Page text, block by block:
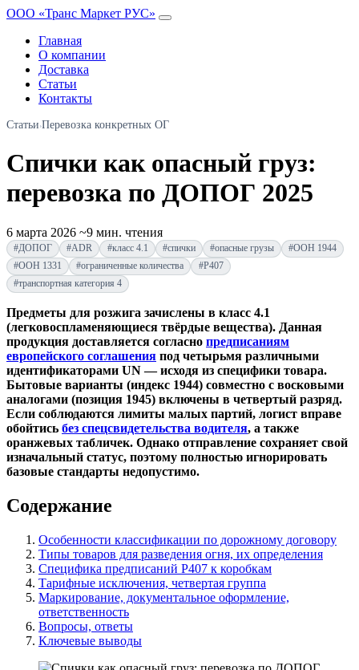
ООО «Транс Маркет РУС»
Главная
О компании
Доставка
Статьи
Контакты
Статьи›Перевозка конкретных ОГ
Спички как опасный груз:
перевозка по ДОПОГ 2025
6 марта 2026 ~9 мин. чтения
#ДОПОГ #ADR #класс 4.1 #спички #опасные грузы
#ООН 1944
#ООН 1331
#ограниченные количества
#P407
#транспортная категория 4
Предметы для розжига зачислены в класс 4.1
(легковоспламеняющиеся твёрдые вещества). Данная
продукция доставляется согласно предписаниям
европейского соглашения под четырьмя различными
идентификаторами UN — исходя из специфики товара.
Бытовые варианты (индекс 1944) совместно с восковыми
аналогами (позиция 1945) включены в четвертый разряд.
Если соблюдаются лимиты малых партий, логист вправе
обойтись без спецсвидетельства водителя, а также
оранжевых табличек. Однако отправление сохраняет свой
изначальный статус, поэтому полностью игнорировать
базовые стандарты недопустимо.
Содержание
Особенности классификации по дорожному договору
Типы товаров для разведения огня, их определения
Специфика предписаний P407 к коробкам
Тарифные исключения, четвертая группа
Маркирование, документальное оформление,
ответственность
Вопросы, ответы
Ключевые выводы